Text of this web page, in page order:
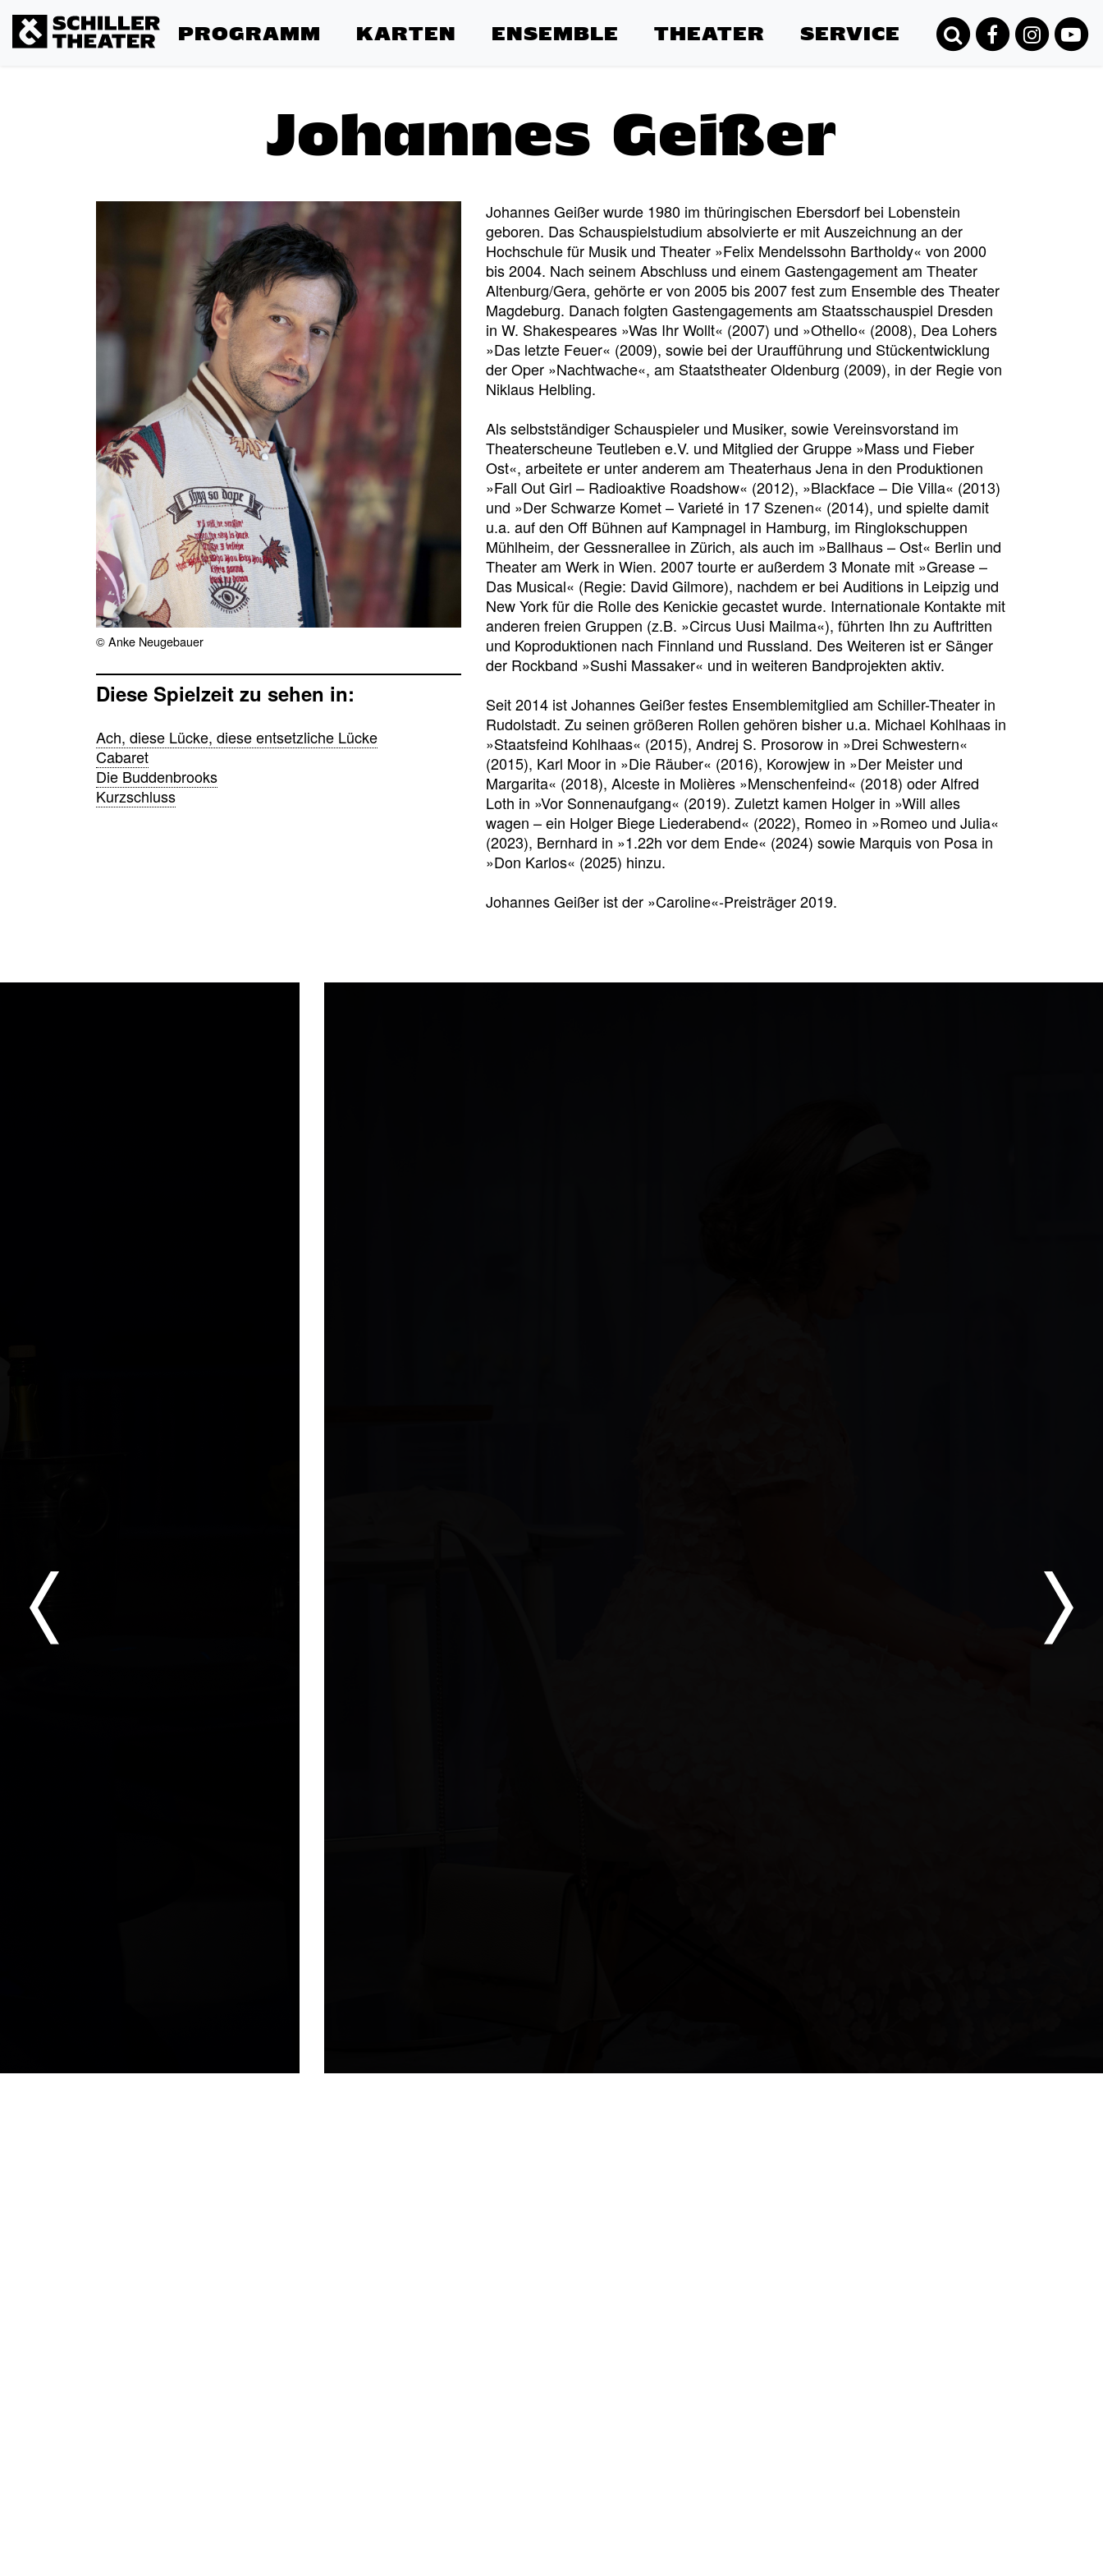
PROGRAMM KARTEN ENSEMBLE THEATER SERVICE
Johannes Geißer
© Anke Neugebauer
Diese Spielzeit zu sehen in:
Ach, diese Lücke, diese entsetzliche Lücke
Cabaret
Die Buddenbrooks
Kurzschluss
Johannes Geißer wurde 1980 im thüringischen Ebersdorf bei Lobenstein
geboren. Das Schauspielstudium absolvierte er mit Auszeichnung an der
Hochschule für Musik und Theater »Felix Mendelssohn Bartholdy« von 2000
bis 2004. Nach seinem Abschluss und einem Gastengagement am Theater
Altenburg/Gera, gehörte er von 2005 bis 2007 fest zum Ensemble des Theater
Magdeburg. Danach folgten Gastengagements am Staatsschauspiel Dresden
in W. Shakespeares »Was Ihr Wollt« (2007) und »Othello« (2008), Dea Lohers
»Das letzte Feuer« (2009), sowie bei der Uraufführung und Stückentwicklung
der Oper »Nachtwache«, am Staatstheater Oldenburg (2009), in der Regie von
Niklaus Helbling.
Als selbstständiger Schauspieler und Musiker, sowie Vereinsvorstand im
Theaterscheune Teutleben e.V. und Mitglied der Gruppe »Mass und Fieber
Ost«, arbeitete er unter anderem am Theaterhaus Jena in den Produktionen
»Fall Out Girl – Radioaktive Roadshow« (2012), »Blackface – Die Villa« (2013)
und »Der Schwarze Komet – Varieté in 17 Szenen« (2014), und spielte damit
u.a. auf den Off Bühnen auf Kampnagel in Hamburg, im Ringlokschuppen
Mühlheim, der Gessnerallee in Zürich, als auch im »Ballhaus – Ost« Berlin und
Theater am Werk in Wien. 2007 tourte er außerdem 3 Monate mit »Grease –
Das Musical« (Regie: David Gilmore), nachdem er bei Auditions in Leipzig und
New York für die Rolle des Kenickie gecastet wurde. Internationale Kontakte mit
anderen freien Gruppen (z.B. »Circus Uusi Mailma«), führten Ihn zu Auftritten
und Koproduktionen nach Finnland und Russland. Des Weiteren ist er Sänger
der Rockband »Sushi Massaker« und in weiteren Bandprojekten aktiv.
Seit 2014 ist Johannes Geißer festes Ensemblemitglied am Schiller-Theater in
Rudolstadt. Zu seinen größeren Rollen gehören bisher u.a. Michael Kohlhaas in
»Staatsfeind Kohlhaas« (2015), Andrej S. Prosorow in »Drei Schwestern«
(2015), Karl Moor in »Die Räuber« (2016), Korowjew in »Der Meister und
Margarita« (2018), Alceste in Molières »Menschenfeind« (2018) oder Alfred
Loth in »Vor Sonnenaufgang« (2019). Zuletzt kamen Holger in »Will alles
wagen – ein Holger Biege Liederabend« (2022), Romeo in »Romeo und Julia«
(2023), Bernhard in »1.22h vor dem Ende« (2024) sowie Marquis von Posa in
»Don Karlos« (2025) hinzu.
Johannes Geißer ist der »Caroline«-Preisträger 2019.